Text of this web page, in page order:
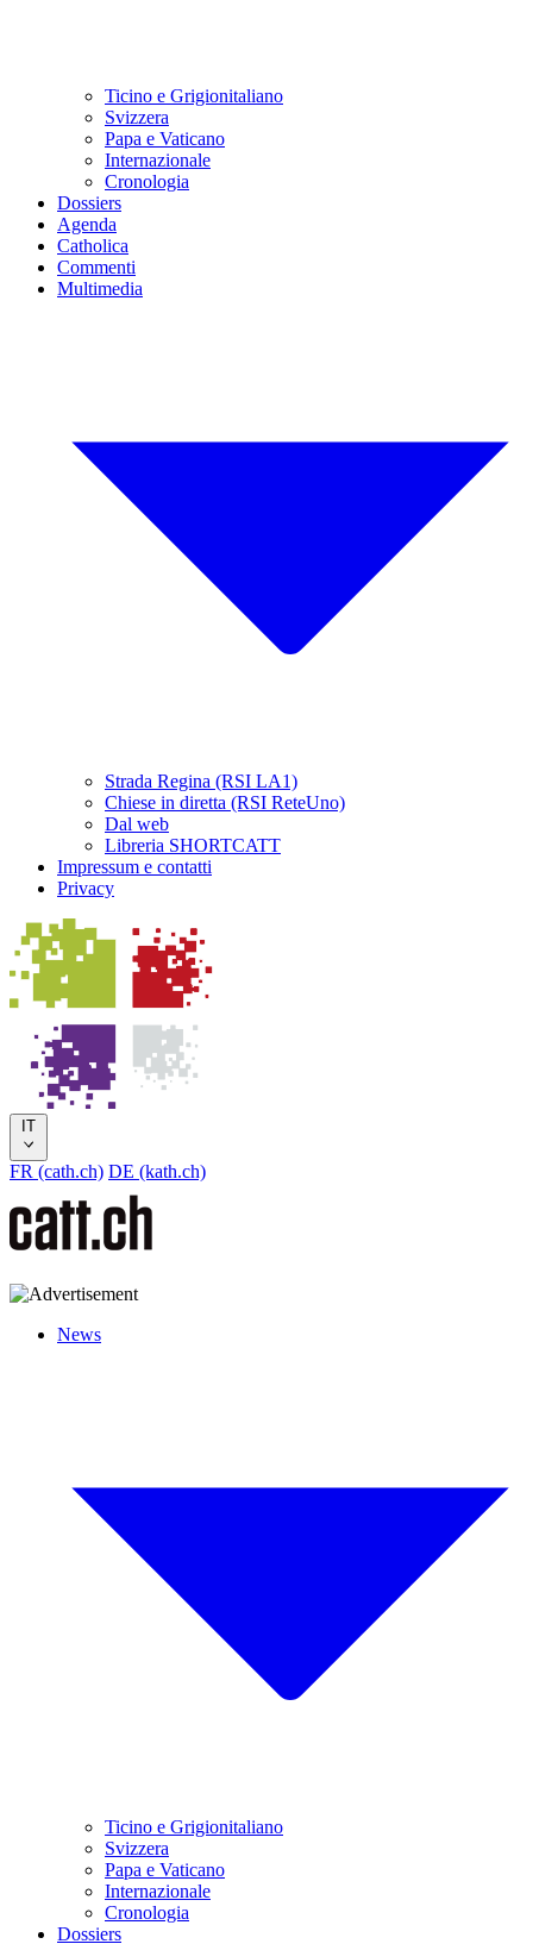
Ticino e Grigionitaliano
Svizzera
Papa e Vaticano
Internazionale
Cronologia
Dossiers
Agenda
Catholica
Commenti
Multimedia
Strada Regina (RSI LA1)
Chiese in diretta (RSI ReteUno)
Dal web
Libreria SHORTCATT
Impressum e contatti
Privacy
IT
FR (cath.ch) DE (kath.ch)
News
Ticino e Grigionitaliano
Svizzera
Papa e Vaticano
Internazionale
Cronologia
Dossiers